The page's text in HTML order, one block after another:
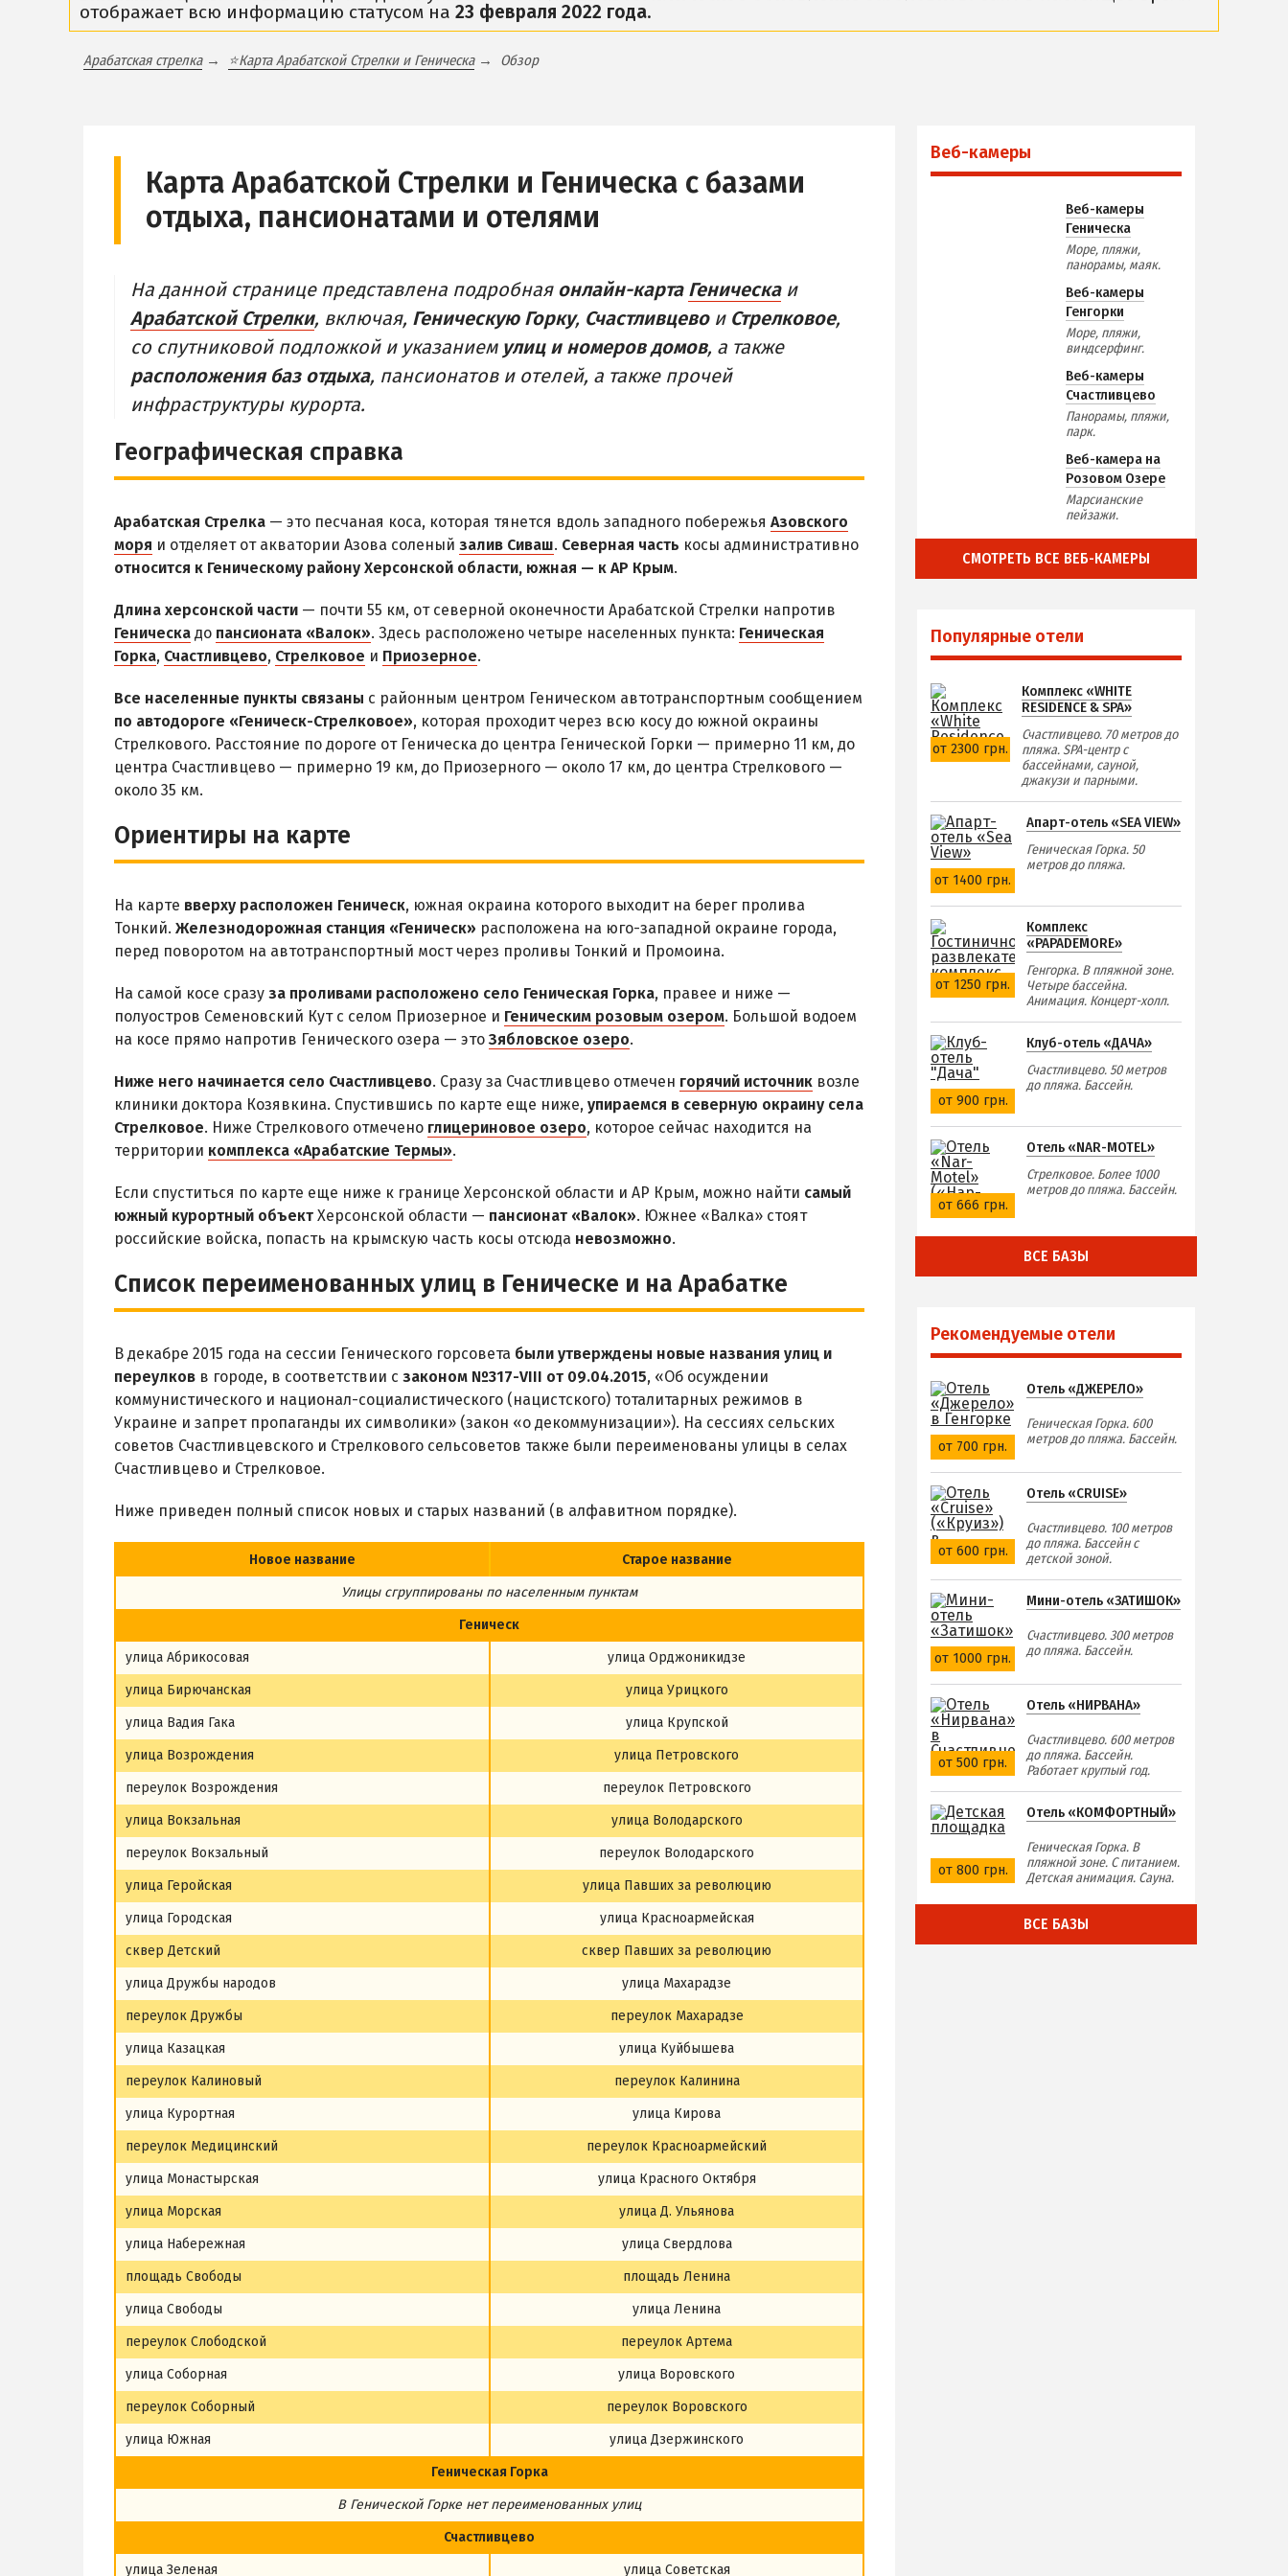
Все отели и пансионаты Геническа
Веб-камеры Геническа
Веб-камеры Генгорки
Карта Генгорки
ЧАСТНЫЙ СЕКТОР
ПЕРВАЯ ЛИНИЯ
ОТЕЛИ С БАССЕЙНОМ
Из Херсона
Из Днепра
Из Харькова
Из Полтавы
Из Киева
отображает всю информацию статусом на 23 февраля 2022 года.
Арабатская стрелка ⭐Карта Арабатской Стрелки и Геническа Обзор
Карта Арабатской Стрелки и Геническа с базами
отдыха, пансионатами и отелями
На данной странице представлена подробная онлайн-карта Геническаи
Арабатской Стрелки, включая, Геническую Горку, Счастливцевои Стрелковое,
со спутниковой подложкой и указанием улиц и номеров домов, а также
расположения баз отдыха, пансионатов и отелей, а также прочей
инфраструктуры курорта.
Географическая справка
Арабатская Стрелка — это песчаная коса, которая тянется вдоль западного побережья Азовского
моря и отделяет от акватории Азова соленый залив Сиваш. Северная часть косы административно
относится к Геническому району Херсонской области, южная — к АР Крым.
Длина херсонской части — почти 55 км, от северной оконечности Арабатской Стрелки напротив
Геническа до пансионата «Валок». Здесь расположено четыре населенных пункта: Геническая
Горка, Счастливцево, Стрелковое и Приозерное.
Все населенные пункты связаны с районным центром Геническом автотранспортным сообщением
по автодороге «Геническ-Стрелковое», которая проходит через всю косу до южной окраины
Стрелкового. Расстояние по дороге от Геническа до центра Генической Горки — примерно 11 км, до
центра Счастливцево — примерно 19 км, до Приозерного — около 17 км, до центра Стрелкового —
около 35 км.
Ориентиры на карте
На карте вверху расположен Геническ, южная окраина которого выходит на берег пролива
Тонкий. Железнодорожная станция «Геническ» расположена на юго-западной окраине города,
перед поворотом на автотранспортный мост через проливы Тонкий и Промоина.
На самой косе сразу за проливами расположено село Геническая Горка, правее и ниже —
полуостров Семеновский Кут с селом Приозерное и Геническим розовым озером. Большой водоем
на косе прямо напротив Генического озера — это Зябловское озеро.
Ниже него начинается село Счастливцево. Сразу за Счастливцево отмечен горячий источник возле
клиники доктора Козявкина. Спустившись по карте еще ниже, упираемся в северную окраину села
Стрелковое. Ниже Стрелкового отмечено глицериновое озеро, которое сейчас находится на
территории комплекса «Арабатские Термы».
Если спуститься по карте еще ниже к границе Херсонской области и АР Крым, можно найти самый
южный курортный объект Херсонской области — пансионат «Валок». Южнее «Валка» стоят
российские войска, попасть на крымскую часть косы отсюда невозможно.
Список переименованных улиц в Геническе и на Арабатке
В декабре 2015 года на сессии Генического горсовета были утверждены новые названия улиц и
переулков в городе, в соответствии с законом №317-VIII от 09.04.2015, «Об осуждении
коммунистического и национал-социалистического (нацистского) тоталитарных режимов в
Украине и запрет пропаганды их символики» (закон «о декоммунизации»). На сессиях сельских
советов Счастливцевского и Стрелкового сельсоветов также были переименованы улицы в селах
Счастливцево и Стрелковое.
Ниже приведен полный список новых и старых названий (в алфавитном порядке).
Новое название
Старое название
Улицы сгруппированы по населенным пунктам
Геническ
улица Абрикосовая
улица Орджоникидзе
улица Бирючанская
улица Урицкого
улица Вадия Гака
улица Крупской
улица Возрождения
улица Петровского
переулок Возрождения
переулок Петровского
улица Вокзальная
улица Володарского
переулок Вокзальный
переулок Володарского
улица Геройская
улица Павших за революцию
улица Городская
улица Красноармейская
сквер Детский
сквер Павших за революцию
улица Дружбы народов
улица Махарадзе
переулок Дружбы
переулок Махарадзе
улица Казацкая
улица Куйбышева
переулок Калиновый
переулок Калинина
улица Курортная
улица Кирова
переулок Медицинский
переулок Красноармейский
улица Монастырская
улица Красного Октября
улица Морская
улица Д. Ульянова
улица Набережная
улица Свердлова
площадь Свободы
площадь Ленина
улица Свободы
улица Ленина
переулок Слободской
переулок Артема
улица Соборная
улица Воровского
переулок Соборный
переулок Воровского
улица Южная
улица Дзержинского
Геническая Горка
В Генической Горке нетпереименованных улиц
Счастливцево
улица Зеленая
улица Советская
Веб-камеры
Веб-камеры
Геническа
Море, пляжи,
панорамы, маяк.
Веб-камеры
Генгорки
Море, пляжи,
виндсерфинг.
Веб-камеры
Счастливцево
Панорамы, пляжи,
парк.
Веб-камера на
Розовом Озере
Марсианские
пейзажи.
СМОТРЕТЬ ВСЕ ВЕБ-КАМЕРЫ
Популярные отели
от 2300 грн.
Комплекс «WHITE
RESIDENCE & SPA»
Счастливцево. 70 метров до
пляжа. SPA-центр с
бассейнами, сауной,
джакузи и парными.
от 1400 грн.
Апарт-отель «SEA VIEW»
Геническая Горка. 50
метров до пляжа.
от 1250 грн.
Комплекс
«PAPADEMORE»
Генгорка. В пляжной зоне.
Четыре бассейна.
Анимация. Концерт-холл.
от 900 грн.
Клуб-отель «ДАЧА»
Счастливцево. 50 метров
до пляжа. Бассейн.
от 666 грн.
Отель «NAR-MOTEL»
Стрелковое. Более 1000
метров до пляжа. Бассейн.
ВСЕ БАЗЫ
Рекомендуемые отели
от 700 грн.
Отель «ДЖЕРЕЛО»
Геническая Горка. 600
метров до пляжа. Бассейн.
от 600 грн.
Отель «CRUISE»
Счастливцево. 100 метров
до пляжа. Бассейн с
детской зоной.
от 1000 грн.
Мини-отель «ЗАТИШОК»
Счастливцево. 300 метров
до пляжа. Бассейн.
от 500 грн.
Отель «НИРВАНА»
Счастливцево. 600 метров
до пляжа. Бассейн.
Работает круглый год.
от 800 грн.
Отель «КОМФОРТНЫЙ»
Геническая Горка. В
пляжной зоне. С питанием.
Детская анимация. Сауна.
ВСЕ БАЗЫ